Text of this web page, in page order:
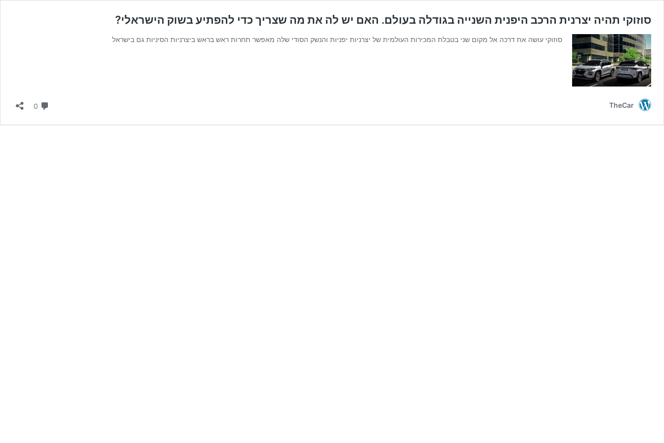
סוזוקי תהיה יצרנית הרכב היפנית השנייה בגודלה בעולם. האם יש לה את מה שצריך כדי להפתיע בשוק הישראלי?
סוזוקי עושה את דרכה אל מקום שני בטבלת המכירות העולמית של יצרניות יפניות והנשק הסודי שלה מאפשר תחרות ראש בראש ביצרניות הסיניות גם בישראל
TheCar תגובות